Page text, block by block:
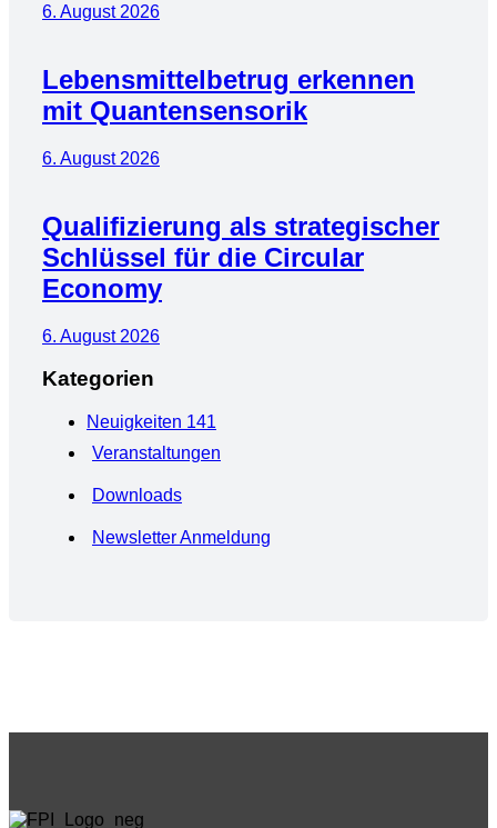
6. August 2026
Lebensmittelbetrug erkennen
mit Quantensensorik
6. August 2026
Qualifizierung als strategischer
Schlüssel für die Circular
Economy
6. August 2026
Kategorien
Neuigkeiten 141
Veranstaltungen
Downloads
Newsletter Anmeldung